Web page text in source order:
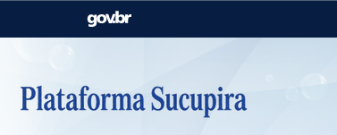
Casa Civil
Pecuária e Abastecimento